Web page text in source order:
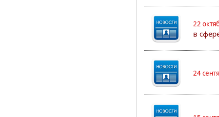
22
в
24